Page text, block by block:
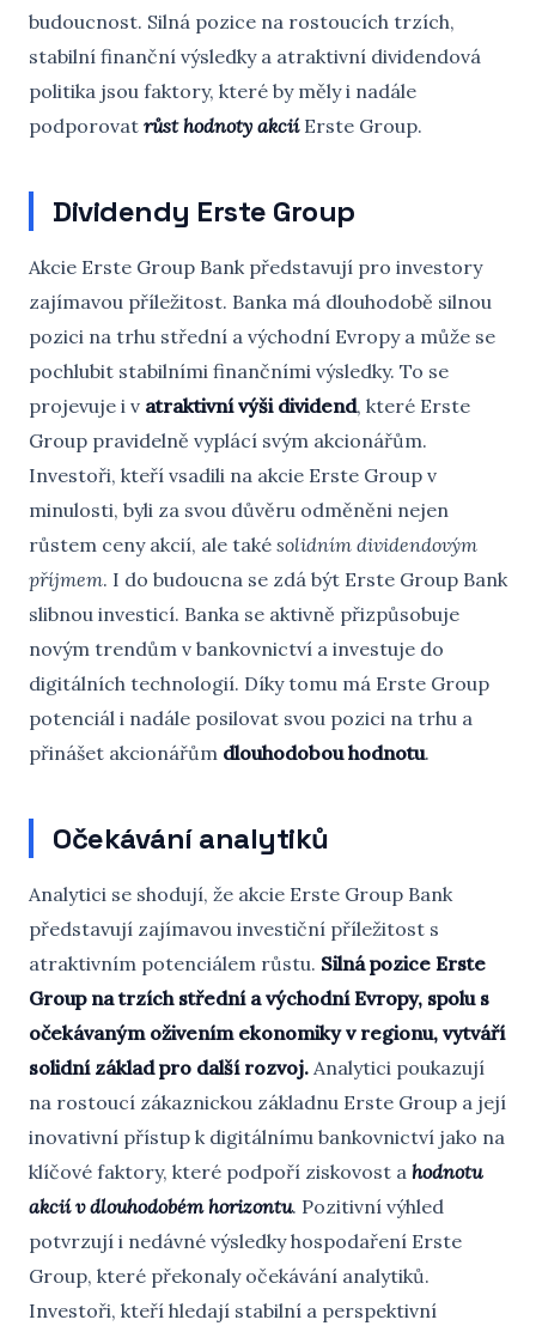
budoucnost. Silná pozice na rostoucích trzích,
stabilní finanční výsledky a atraktivní dividendová
politika jsou faktory, které by měly i nadále
podporovat růst hodnoty akciíErste Group.
Dividendy Erste Group
Akcie Erste Group Bank představují pro investory
zajímavou příležitost. Banka má dlouhodobě silnou
pozici na trhu střední a východní Evropy a může se
pochlubit stabilními finančními výsledky. To se
projevuje i v atraktivní výši dividend, které Erste
Group pravidelně vyplácí svým akcionářům.
Investoři, kteří vsadili na akcie Erste Group v
minulosti, byli za svou důvěru odměněni nejen
růstem ceny akcií, ale také solidním dividendovým
příjmem. I do budoucna se zdá být Erste Group Bank
slibnou investicí. Banka se aktivně přizpůsobuje
novým trendům v bankovnictví a investuje do
digitálních technologií. Díky tomu má Erste Group
potenciál i nadále posilovat svou pozici na trhu a
přinášet akcionářům dlouhodobou hodnotu.
Očekávání analytiků
Analytici se shodují, že akcie Erste Group Bank
představují zajímavou investiční příležitost s
atraktivním potenciálem růstu. Silná pozice Erste
Group na trzích střední a východní Evropy, spolu s
očekávaným oživením ekonomiky v regionu, vytváří
solidní základ pro další rozvoj. Analytici poukazují
na rostoucí zákaznickou základnu Erste Group a její
inovativní přístup k digitálnímu bankovnictví jako na
klíčové faktory, které podpoří ziskovost a hodnotu
akcií v dlouhodobém horizontu. Pozitivní výhled
potvrzují i nedávné výsledky hospodaření Erste
Group, které překonaly očekávání analytiků.
Investoři, kteří hledají stabilní a perspektivní